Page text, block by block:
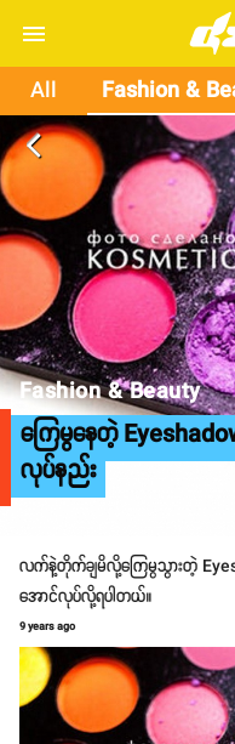
All Fashion &
arrow_back_ios
Fashion & Beauty
ကြေမွနေတဲ့
လုပ်နည်း
လက်နဲ့တိုက်ချမိလို့ကြေမွသွားတဲ့
အောင်လုပ်လို့ရပါတယ်။
9 years ago